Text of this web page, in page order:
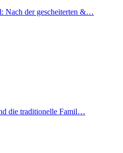
Nach der gescheiterten &…
die traditionelle Famil…